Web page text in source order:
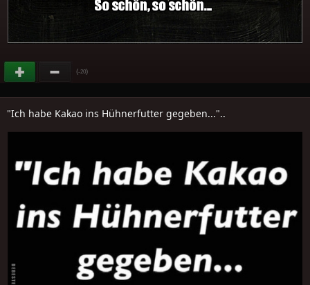
(-20)
"Ich habe Kakao ins Hühnerfutter gegeben..."..